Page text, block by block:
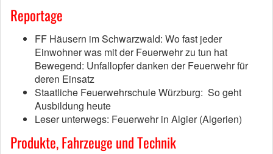
Reportage
FF Häusern im Schwarzwald: Wo fast jeder
Einwohner was mit der Feuerwehr zu tun hat
Bewegend: Unfallopfer danken der Feuerwehr für
deren Einsatz
Staatliche Feuerwehrschule Würzburg: So geht
Ausbildung heute
Leser unterwegs: Feuerwehr in Algier (Algerien)
Produkte, Fahrzeuge und Technik